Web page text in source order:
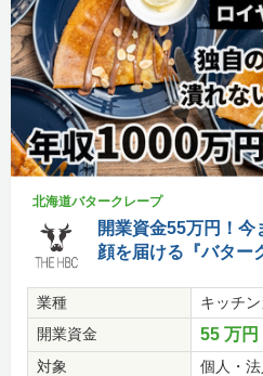
北海道バタークレープ
開業資金55万円！
顔を届ける『バター
業種
キッチ
開業資金
55 万円
対象 個人・法